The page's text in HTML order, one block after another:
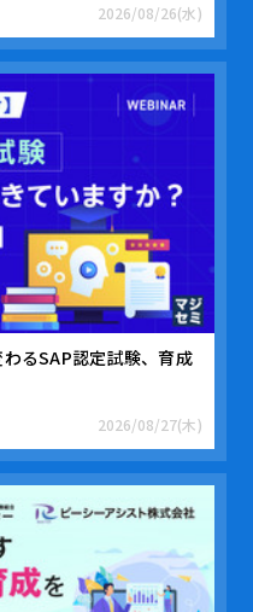
2026/08/26(水)
わるSAP認定試験、育成
2026/08/27(木)